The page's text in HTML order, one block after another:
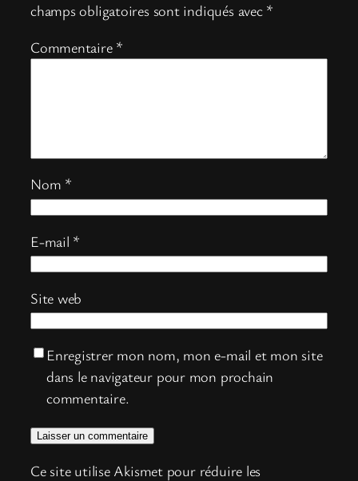
champs obligatoires sont indiqués avec *
Commentaire *
Nom *
E-mail *
Site web
Enregistrer mon nom, mon e-mail et mon site
dans le navigateur pour mon prochain
commentaire.
Ce site utilise Akismet pour réduire les